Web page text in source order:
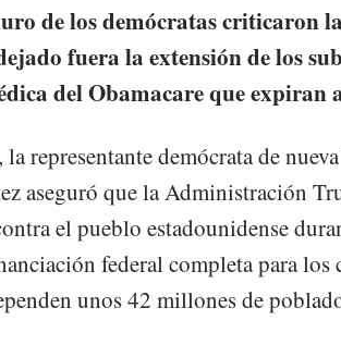
de los demócratas criticaron
fuera la extensión de los
del Obamacare que expiran
la representante demócrata de
aseguró que la Administración
el pueblo estadounidense
federal completa para los
unos 42 millones de